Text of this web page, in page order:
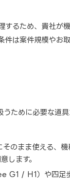
するため、貴社が
件は案件規模やお
うために必要な道
そのまま使える、
します。
G1 / H1）や四足